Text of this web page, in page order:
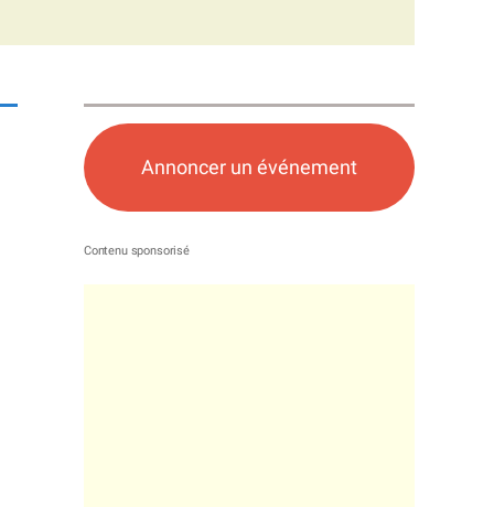
Annoncer un événement